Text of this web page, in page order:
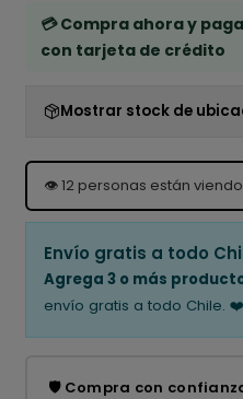
💳 Compra ahora y
con tarjeta de crédito
Mostrar stock de
👁️12personas están
Envío gratis a todo
Agrega 3 o más
envío gratis a todo Chile. ❤️
🛡️ Compra con